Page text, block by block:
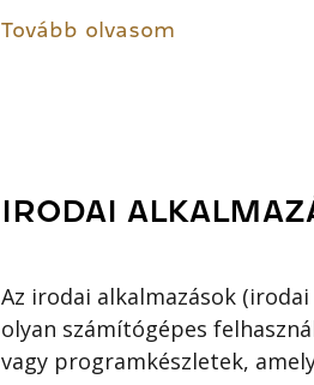
Tovább olvasom
IRODAI
Az irodai alkalmazások
olyan számítógépes
vagy programkészletek,